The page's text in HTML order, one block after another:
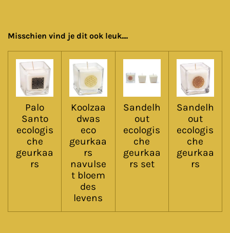
Misschien vind je dit ook leuk....
Palo
Santo
ecologis
che
geurkaa
rs
Koolzaa
dwas
eco
geurkaa
rs
navulse
t bloem
des
levens
Sandelh
out
ecologis
che
geurkaa
rs set
Sandelh
out
ecologis
che
geurkaa
rs